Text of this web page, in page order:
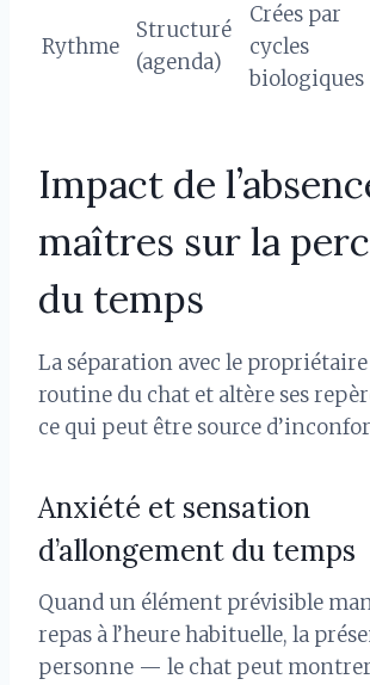
Rythme
Structuré
(agenda)
Crées par
cycles
biologiques
Impact de
maîtres sur la
du temps
La séparation avec le
routine du chat et altère ses
ce qui peut être source
Anxiété et sensation
d’allongement du temps
Quand un élément prévisible
repas à l’heure habituelle, la
personne — le chat peut